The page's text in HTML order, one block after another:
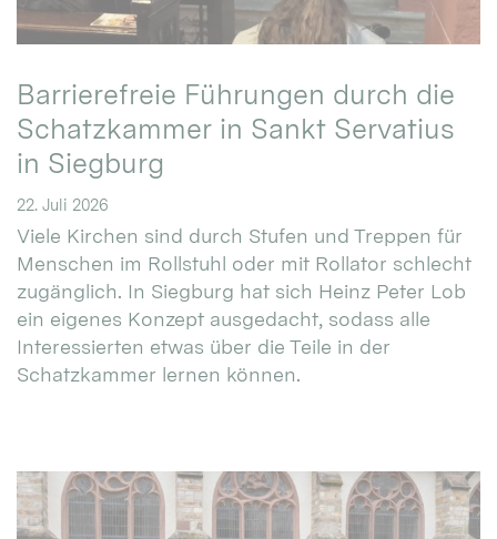
Barrierefreie Führungen durch die
Schatzkammer in Sankt Servatius
in Siegburg
22. Juli 2026
Viele Kirchen sind durch Stufen und Treppen für
Menschen im Rollstuhl oder mit Rollator schlecht
zugänglich. In Siegburg hat sich Heinz Peter Lob
ein eigenes Konzept ausgedacht, sodass alle
Interessierten etwas über die Teile in der
Schatzkammer lernen können.